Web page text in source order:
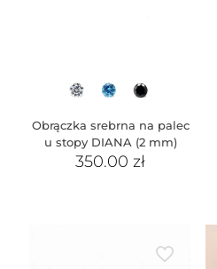
Obrączka srebrna na palec
u stopy DIANA (2 mm)
350.00zł